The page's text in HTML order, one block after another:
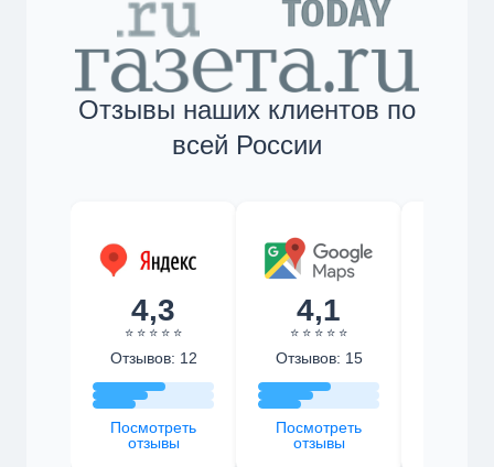
Отзывы наших клиентов по
всей России
4,3
⭐ ⭐ ⭐ ⭐ ⭐
Отзывов: 12
Посмотреть
отзывы
4,1
⭐ ⭐ ⭐ ⭐ ⭐
Отзывов: 15
Посмотреть
отзывы